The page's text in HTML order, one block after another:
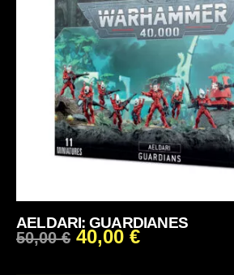
AELDARI: GUARDIANES
50,00€ 40,00 €